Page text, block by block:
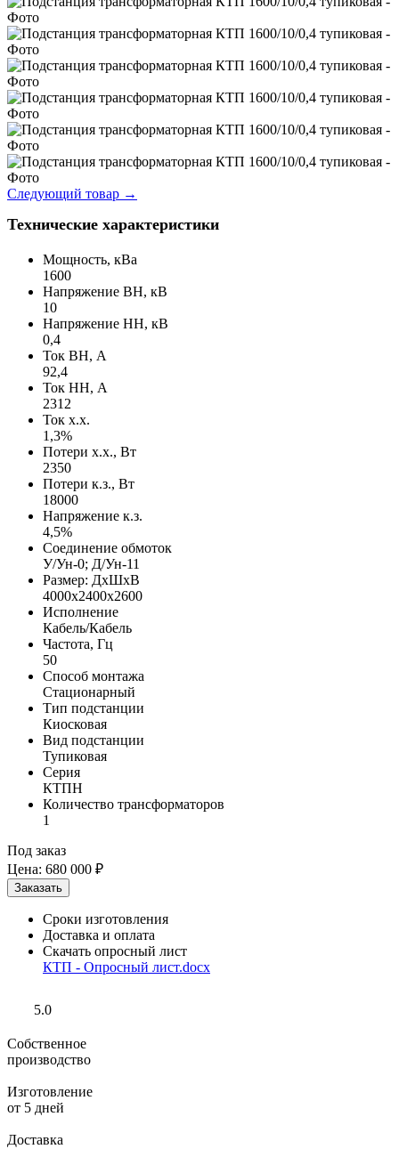
Следующий товар →
Технические характеристики
Мощность, кВа
1600
Напряжение ВН, кВ
10
Напряжение НН, кВ
0,4
Ток ВН, А
92,4
Ток НН, А
2312
Ток х.х.
1,3%
Потери х.х., Вт
2350
Потери к.з., Вт
18000
Напряжение к.з.
4,5%
Соединение обмоток
У/Ун-0; Д/Ун-11
Размер: ДхШхВ
4000х2400х2600
Исполнение
Кабель/Кабель
Частота, Гц
50
Способ монтажа
Стационарный
Тип подстанции
Киосковая
Вид подстанции
Тупиковая
Серия
КТПН
Количество трансформаторов
1
Под заказ
Цена: 680 000 ₽
Сроки изготовления
Доставка и оплата
Скачать опросный лист
КТП - Опросный лист.docx
5.0
Собственное
производство
Изготовление
от 5 дней
Доставка